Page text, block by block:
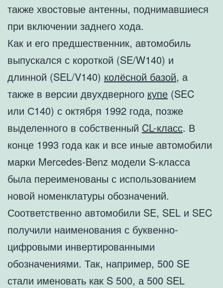
также хвостовые антенны, поднимавшиеся
при включении заднего хода.
Как и его предшественник, автомобиль
выпускался с короткой (SE/W140) и
длинной (SEL/V140) колёсной базой, а
также в версии двухдверного купе (SEC
или С140) с октября 1992 года, позже
выделенного в собственный CL-класс. В
конце 1993 года как и все иные автомобили
марки Mercedes-Benz модели S-класса
была переименованы с использованием
новой номенклатуры обозначений.
Соответственно автомобили SE, SEL и SEC
получили наименования с буквенно-
цифровыми инвертированными
обозначениями. Так, например, 500 SE
стали именовать как S 500, а 500 SEL